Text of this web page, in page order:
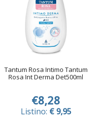
Tantum Rosa Intimo Tantum
Rosa Int Derma Det500ml
€8,28
Listino: € 9,95